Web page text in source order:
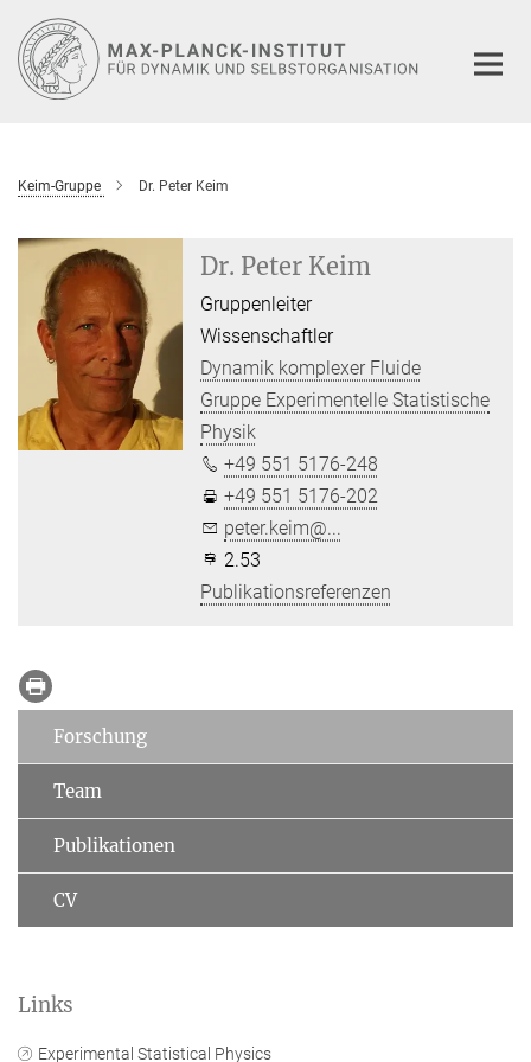
Hauptinhalt
Keim-Gruppe Dr. Peter Keim
Dr. Peter Keim
Gruppenleiter
Wissenschaftler
Dynamik komplexer Fluide
Gruppe Experimentelle Statistische
Physik
+49 551 5176-248
+49 551 5176-202
peter.keim@...
2.53
Publikationsreferenzen
Forschung
Team
Publikationen
CV
Links
Experimental Statistical Physics